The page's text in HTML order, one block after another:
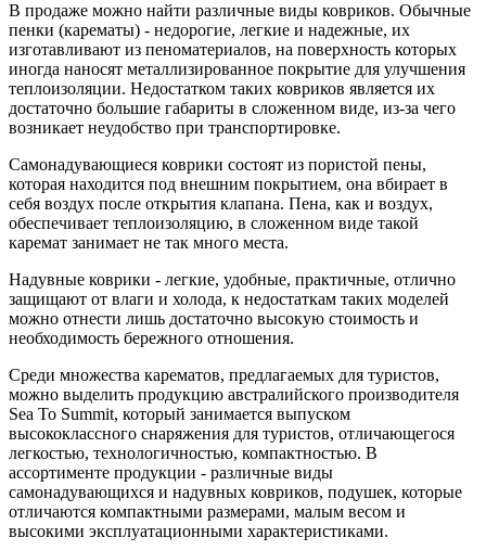
В продаже можно найти различные виды ковриков. Обычные
пенки (карематы) - недорогие, легкие и надежные, их
изготавливают из пеноматериалов, на поверхность которых
иногда наносят металлизированное покрытие для улучшения
теплоизоляции. Недостатком таких ковриков является их
достаточно большие габариты в сложенном виде, из-за чего
возникает неудобство при транспортировке.
Самонадувающиеся коврики состоят из пористой пены,
которая находится под внешним покрытием, она вбирает в
себя воздух после открытия клапана. Пена, как и воздух,
обеспечивает теплоизоляцию, в сложенном виде такой
каремат занимает не так много места.
Надувные коврики - легкие, удобные, практичные, отлично
защищают от влаги и холода, к недостаткам таких моделей
можно отнести лишь достаточно высокую стоимость и
необходимость бережного отношения.
Среди множества карематов, предлагаемых для туристов,
можно выделить продукцию австралийского производителя
Sea To Summit, который занимается выпуском
высококлассного снаряжения для туристов, отличающегося
легкостью, технологичностью, компактностью. В
ассортименте продукции - различные виды
самонадувающихся и надувных ковриков, подушек, которые
отличаются компактными размерами, малым весом и
высокими эксплуатационными характеристиками.